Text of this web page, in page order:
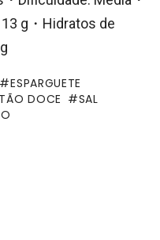
g・Hidratos de
ESPARGUETE
DOCE
SAL